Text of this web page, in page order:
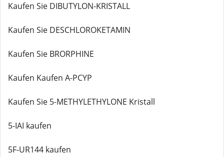
Kaufen Sie DIBUTYLON-KRISTALL
Kaufen Sie DESCHLOROKETAMIN
Kaufen Sie BRORPHINE
Kaufen Kaufen A-PCYP
Kaufen Sie 5-METHYLETHYLONE Kristall
5-IAI kaufen
5F-UR144 kaufen